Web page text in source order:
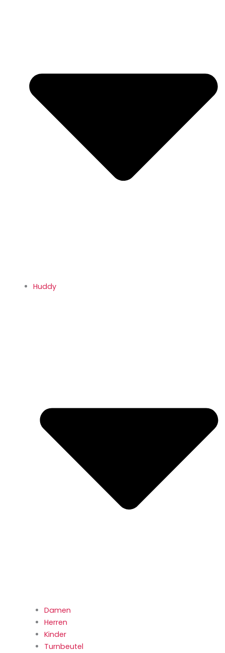
Huddy
Damen
Herren
Kinder
Turnbeutel